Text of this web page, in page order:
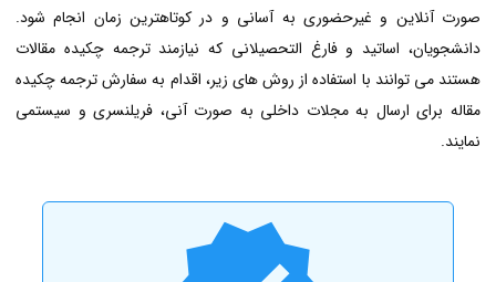
صورت آنلاین و غیرحضوری به آسانی و در کوتاهترین زمان انجام شود.
دانشجویان، اساتید و فارغ التحصیلانی که نیازمند ترجمه چکیده مقالات
هستند می توانند با استفاده از روش های زیر، اقدام به سفارش ترجمه چکیده
مقاله برای ارسال به مجلات داخلی به صورت آنی، فریلنسری و سیستمی
نمایند.